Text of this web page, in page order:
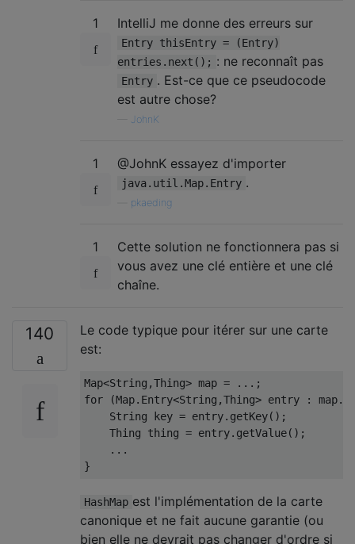
1 IntelliJ me donne des erreurs sur
Entry thisEntry = (Entry)
entries.next(); : ne reconnaît pas
Entry . Est-ce que ce pseudocode
est autre chose?
JohnK
1 @JohnK essayez d'importer
java.util.Map.Entry .
pkaeding
1
Cette solution ne fonctionnera pas si
vous avez une clé entière et une clé
chaîne.
140
Le code typique pour itérer sur une carte
est:
Map<String ,Thing> map =
...;
for
(Map. Entry<String ,Thing> entry : map.
String key = entry. getKey();
Thing thing = entry. getValue();
...
}
HashMap est l'implémentation de la carte
canonique et ne fait aucune garantie (ou
bien elle ne devrait pas changer d'ordre si